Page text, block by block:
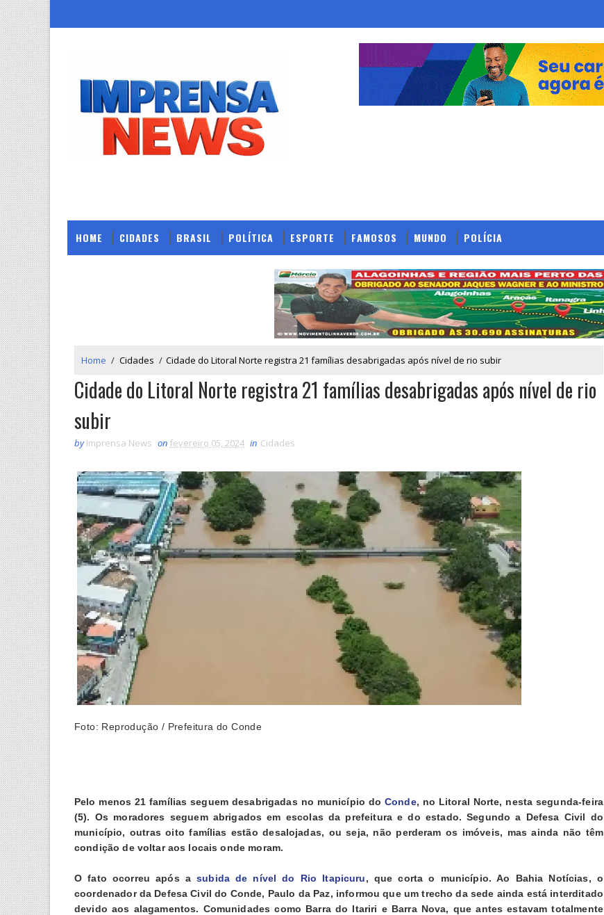
HOME CIDADES BRASIL POLÍTICA ESPORTE FAMOSOS MUNDO POLÍCIA
Home / Cidades / Cidade do Litoral Norte registra 21 famílias desabrigadas após nível de rio subir
Cidade do Litoral Norte registra 21 famílias desabrigadas após nível de rio
subir
by Imprensa News on fevereiro 05, 2024 in Cidades
Foto: Reprodução / Prefeitura do Conde
Pelo menos 21 famílias seguem desabrigadas no município do Conde, no Litoral Norte, nesta segunda-feira
(5). Os moradores seguem abrigados em escolas da prefeitura e do estado. Segundo a Defesa Civil do
município, outras oito famílias estão desalojadas, ou seja, não perderam os imóveis, mas ainda não têm
condição de voltar aos locais onde moram.
O fato ocorreu após asubida de nível do Rio Itapicuru, que corta o município. Ao Bahia Notícias, o
coordenador da Defesa Civil do Conde, Paulo da Paz, informou que um trecho da sede ainda está interditado
devido aos alagamentos. Comunidades como Barra do Itariri e Barra Nova, que antes estavam totalmente